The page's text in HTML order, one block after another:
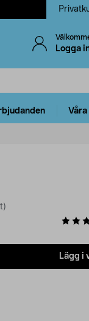
Logga
Lägg i